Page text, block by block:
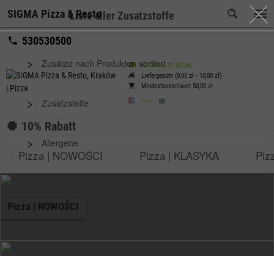
SIGMA Pizza & Resto
530530500
12:00 bis 21:30 Uhr
Liefergebühr (0,00 zł - 10,00 zł)
Mindestbestellwert 50,00 zł
10% Rabatt
Pizza | NOWOŚCI Pizza | KLASYKA
Pizza | NOWOŚCI
Liste aller Zusatzstoffe
Zusätze nach Produkten sortiert
Zusatzstoffe
Allergene